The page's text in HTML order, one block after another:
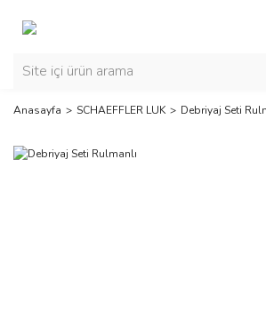
Anasayfa SCHAEFFLER LUK Debriyaj Seti